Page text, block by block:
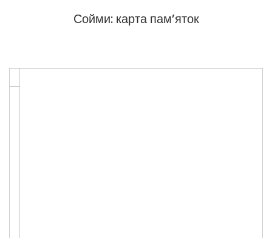
Сойми: карта пам’яток